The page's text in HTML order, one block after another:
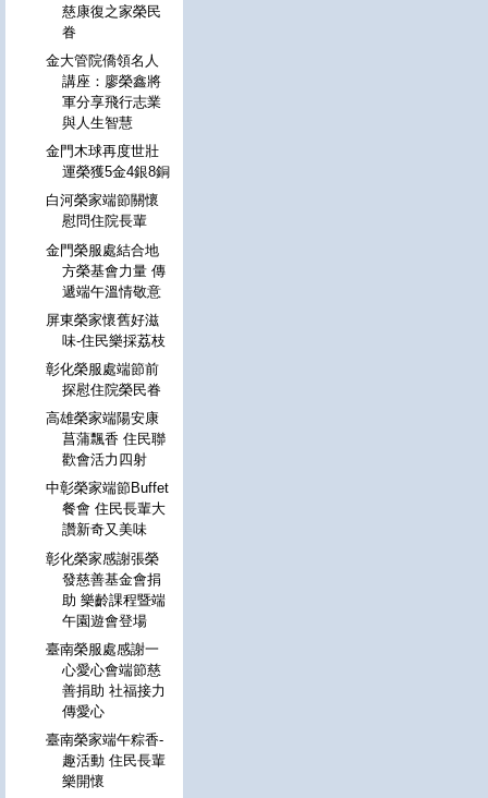
慈康復之家榮民
眷
金大管院僑領名人
講座：廖榮鑫將
軍分享飛行志業
與人生智慧
金門木球再度世壯
運榮獲5金4銀8銅
白河榮家端節關懷
慰問住院長輩
金門榮服處結合地
方榮基會力量 傳
遞端午溫情敬意
屏東榮家懷舊好滋
味-住民樂採荔枝
彰化榮服處端節前
探慰住院榮民眷
高雄榮家端陽安康
菖蒲飄香 住民聯
歡會活力四射
中彰榮家端節Buffet
餐會 住民長輩大
讚新奇又美味
彰化榮家感謝張榮
發慈善基金會捐
助 樂齡課程暨端
午園遊會登場
臺南榮服處感謝一
心愛心會端節慈
善捐助 社福接力
傳愛心
臺南榮家端午粽香-
趣活動 住民長輩
樂開懷